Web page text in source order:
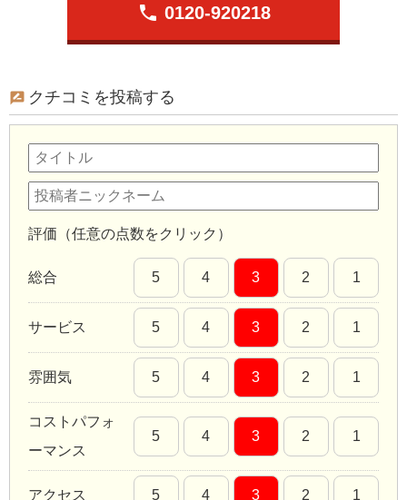
phone 0120-920218
クチコミを投稿する
評価（任意の点数をクリック）
総合 5 4 3 2 1
サービス 5 4 3 2 1
雰囲気 5 4 3 2 1
コストパフォ
ーマンス
5 4 3 2 1
アクセス 5 4 3 2 1